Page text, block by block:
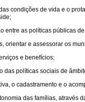
condições de vida e o
entre as políticas públicas
orientar e assessorar os
e benefícios;
das políticas sociais de
o cadastramento e o
das famílias, através